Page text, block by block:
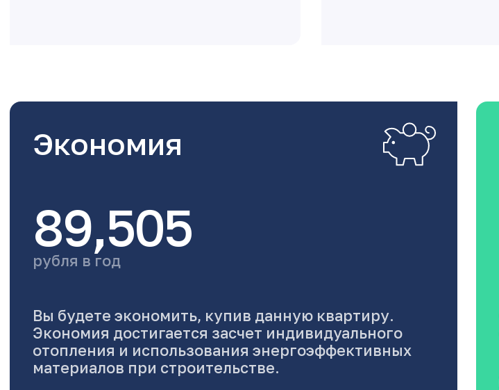
Экономия
89,505
рубля в год
Вы будете экономить, купив данную квартиру.
Экономия достигается засчет индивидуального
отопления и использования энергоэффективных
материалов при строительстве.